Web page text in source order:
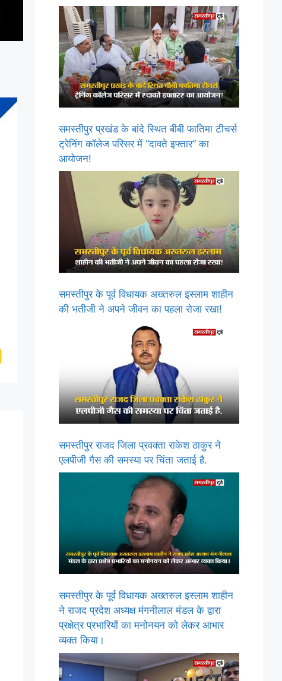
समस्तीपुर प्रखंड के बांदे स्थित बीबी फातिमा टीचर्स
ट्रेनिंग कॉलेज परिसर में “दावते इफ्तार” का
आयोजन!
समस्तीपुर के पूर्व विधायक अख्तरुल इस्लाम शाहीन
की भतीजी ने अपने जीवन का पहला रोजा रखा!
समस्तीपुर राजद जिला प्रवक्ता राकेश ठाकुर ने
एलपीजी गैस की समस्या पर चिंता जताई है.
समस्तीपुर के पूर्व विधायक अख्तरुल इस्लाम शाहीन
ने राजद प्रदेश अध्यक्ष मंगनीलाल मंडल के द्वारा
प्रक्षेत्र प्रभारियों का मनोनयन को लेकर आभार
व्यक्त किया।